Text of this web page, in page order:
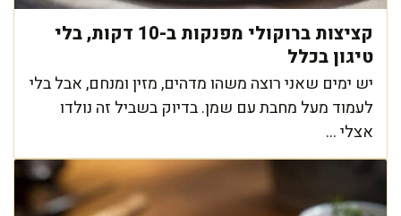
קציצות ברוקולי מפנקות ב-10 דקות, בלי
טיגון בכלל
יש ימים שאני רוצה משהו מדהים, מזין ומנחם, אבל בלי
לעמוד מעל מחבת עם שמן. בדיוק בשביל זה נולדו
אצלי ...